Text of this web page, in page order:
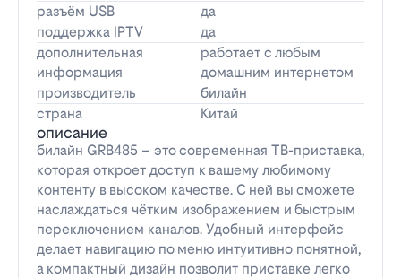
разъём USB
да
поддержка IPTV
да
дополнительная
информация
работает с любым
домашним интернетом
производитель
билайн
страна
Китай
описание
билайн GRB485 – это современная ТВ-приставка,
которая откроет доступ к вашему любимому
контенту в высоком качестве. С ней вы сможете
наслаждаться чётким изображением и быстрым
переключением каналов. Удобный интерфейс
делает навигацию по меню интуитивно понятной,
а компактный дизайн позволит приставке легко